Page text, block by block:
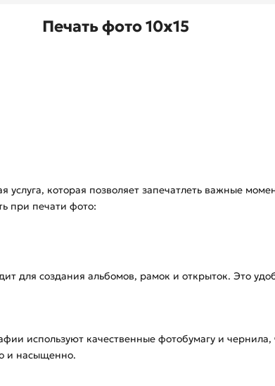
Печать фото 10x15
которая позволяет запечатлеть важные
при печати фото:
для создания альбомов, рамок и открыток. Это
используют качественные фотобумагу и чернила,
и насыщенно.